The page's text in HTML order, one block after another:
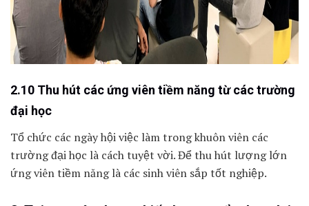
2.10 Thu hút các ứng viên tiềm năng từ các trường
đại học
Tổ chức các ngày hội việc làm trong khuôn viên các
trường đại học là cách tuyệt vời. Để thu hút lượng lớn
ứng viên tiềm năng là các sinh viên sắp tốt nghiệp.